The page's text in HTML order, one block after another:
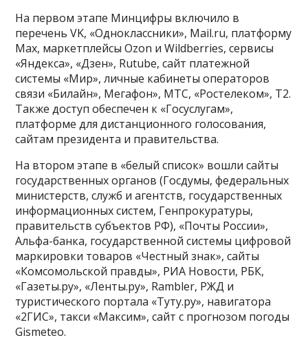
На первом этапе Минцифры включило в
перечень VK, «Oдноклассники», Mail.ru, платформу
Max, маркетплейсы Ozon и Wildberries, сервисы
«Яндекса», «Дзен», Rutube, сайт платежной
системы «Мир», личные кабинеты операторов
связи «Билайн», Мегафон», МТС, «Ростелеком», T2.
Также доступ обеспечен к «Госуслугам»,
платформе для дистанционного голосования,
сайтам президента и правительства.
На втором этапе в «белый список» вошли сайты
государственных органов (Госдумы, федеральных
министерств, служб и агентств, государственных
информационных систем, Генпрокуратуры,
правительств субъектов РФ), «Почты России»,
Альфа-банка, государственной системы цифровой
маркировки товаров «Честный знак», сайты
«Комсомольской правды», РИА Новости, РБК,
«Газеты.ру», «Ленты.ру», Rambler, РЖД и
туристического портала «Туту.ру», навигатора
«2ГИС», такси «Максим», сайт с прогнозом погоды
Gismeteo.